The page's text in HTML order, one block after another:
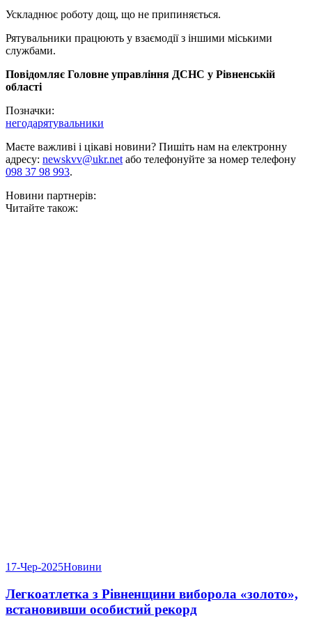
Ускладнює роботу дощ, що не припиняється.
Рятувальники працюють у взаємодії з іншими міськими
службами.
Повідомляє Головне управління ДСНС у Рівненській
області
Позначки:
негодарятувальники
Маєте важливі і цікаві новини? Пишіть нам на електронну
адресу: newskvv@ukr.netабо телефонуйте за номер телефону
098 37 98 993.
Новини партнерів:
Читайте також:
17-Чер-2025Новини
Легкоатлетка з Рівненщини виборола «золото»,
встановивши особистий рекорд